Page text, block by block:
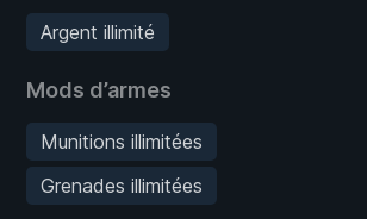
Argent illimité
Mods d’armes
Munitions illimitées
Grenades illimitées